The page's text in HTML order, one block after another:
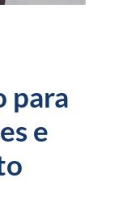
para
e